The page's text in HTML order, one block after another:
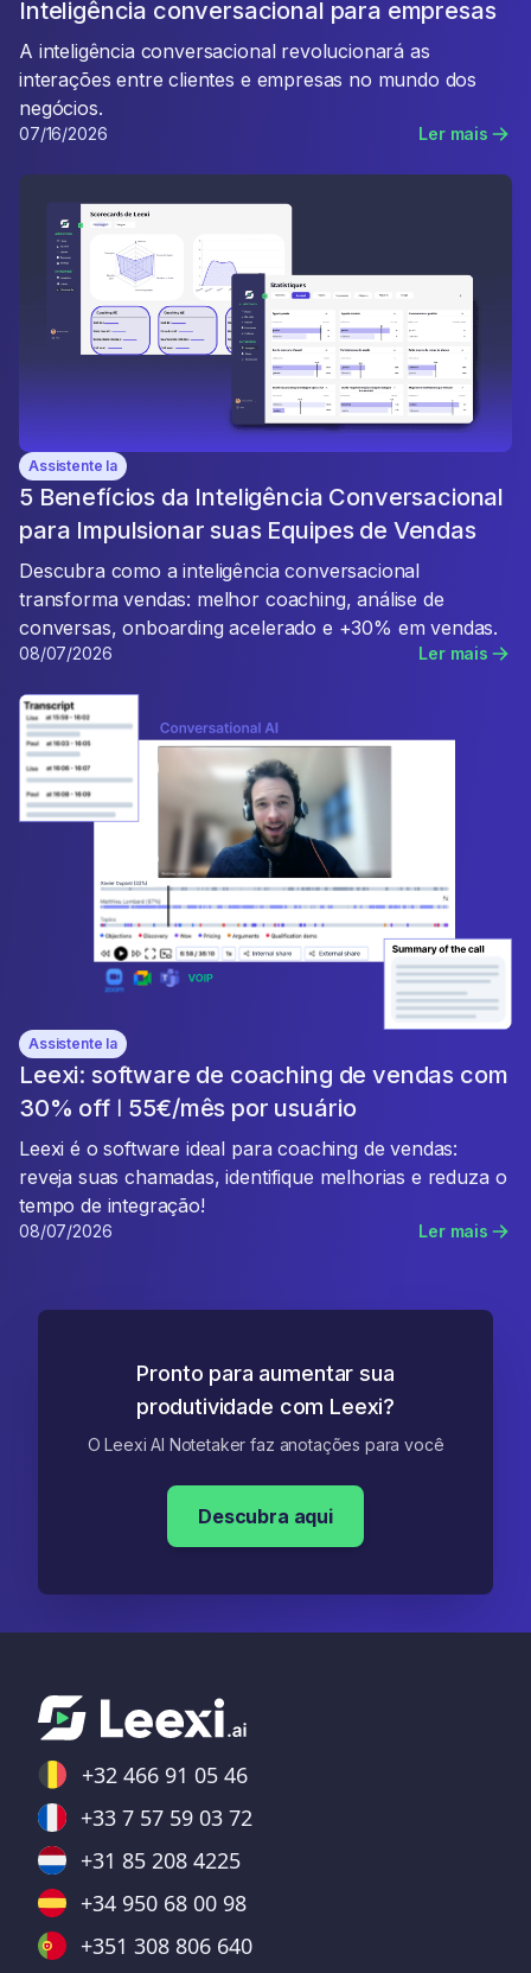
Inteligência conversacional para empresas
A inteligência conversacional revolucionará as
interações entre clientes e empresas no mundo dos
negócios.
07/16/2026 Ler mais
Assistente Ia
5 Benefícios da Inteligência Conversacional
para Impulsionar suas Equipes de Vendas
Descubra como a inteligência conversacional
transforma vendas: melhor coaching, análise de
conversas, onboarding acelerado e +30% em vendas.
08/07/2026 Ler mais
Assistente Ia
Leexi: software de coaching de vendas com
30% off ǀ 55€/mês por usuário
Leexi é o software ideal para coaching de vendas:
reveja suas chamadas, identifique melhorias e reduza o
tempo de integração!
08/07/2026 Ler mais
Pronto para aumentar sua
produtividade com Leexi?
O Leexi AI Notetaker faz anotações para você
Descubra aqui
+32 466 91 05 46
+33 7 57 59 03 72
+31 85 208 4225
+34 950 68 00 98
+351 308 806 640